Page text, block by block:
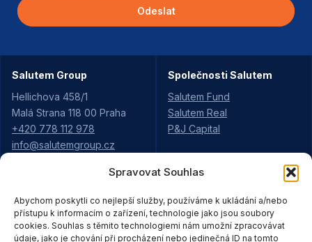
Spravovat Souhlas
Abychom poskytli co nejlepší služby, používáme k ukládání a/nebo
přístupu k informacím o zařízení, technologie jako jsou soubory
cookies. Souhlas s těmito technologiemi nám umožní zpracovávat
údaje, jako je chování při procházení nebo jedinečná ID na tomto
Odeslat
Salutem Group
Hellichova 458/1
Malá Strana 118 00 Praha
+420 778 112 978
info@salutemgroup.cz
Společnosti Salutem
Salutem Fund
Salutem Real
P&J Capital
Kariéra
Pro partnery
Strategie
Údolí Rejhotice
Pod Vyhlídkou